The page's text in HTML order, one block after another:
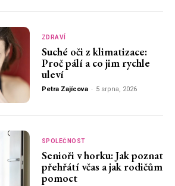
ZDRAVÍ
Suché oči z klimatizace:
Proč pálí a co jim rychle
uleví
Petra Zajícova - 5 srpna, 2026
SPOLEČNOST
Senioři v horku: Jak poznat
přehřátí včas a jak rodičům
pomoct